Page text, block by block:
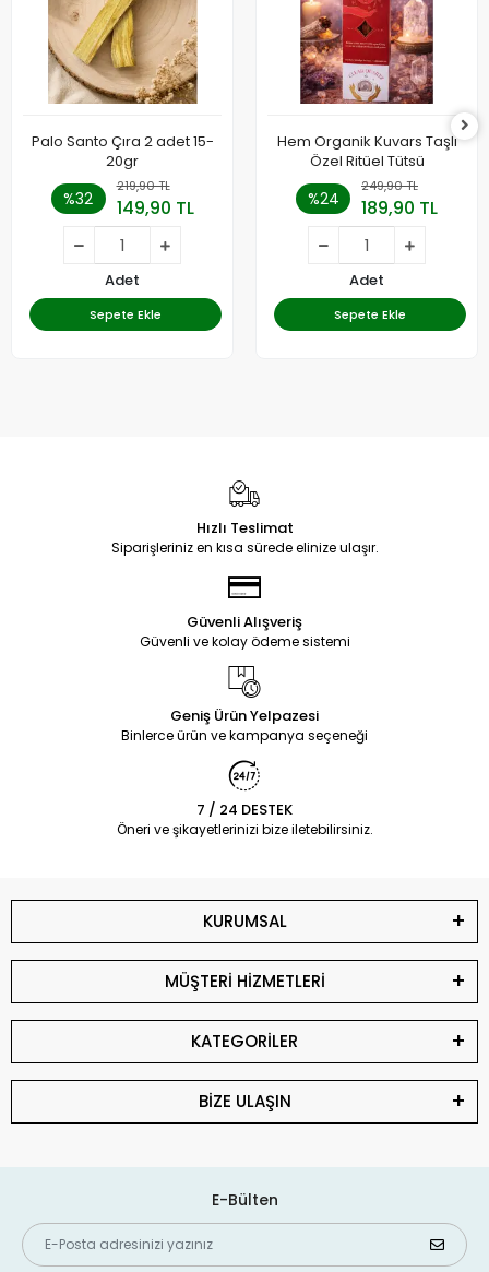
Palo Santo Çıra 2 adet 15-
20gr
%32
219,90 TL
149,90 TL
Adet
Sepete Ekle
Hem Organik Kuvars Taşlı
Özel Ritüel Tütsü
%24
249,90 TL
189,90 TL
Adet
Sepete Ekle
Hızlı Teslimat
Siparişleriniz en kısa sürede elinize ulaşır.
Güvenli Alışveriş
Güvenli ve kolay ödeme sistemi
Geniş Ürün Yelpazesi
Binlerce ürün ve kampanya seçeneği
7 / 24 DESTEK
Öneri ve şikayetlerinizi bize iletebilirsiniz.
KURUMSAL
MÜŞTERİ HİZMETLERİ
KATEGORİLER
BİZE ULAŞIN
E-Bülten